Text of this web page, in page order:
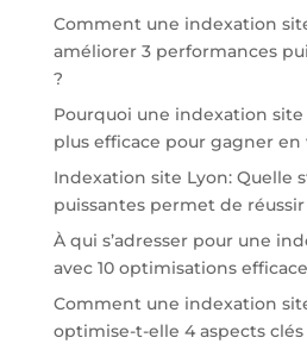
Comment une indexation
améliorer 3 performances
?
Pourquoi une indexation site
plus efficace pour gagner en
Indexation site Lyon: Quelle
puissantes permet de
À qui s’adresser pour une
avec 10 optimisations
Comment une indexation
optimise-t-elle 4 aspects clés